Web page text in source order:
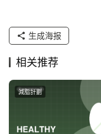
生成海报
相关推荐
減脂計劃